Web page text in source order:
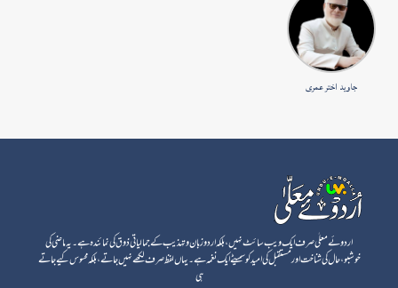
جاوید اختر عمری
اردوئے معلٰی صرف ایک ویب سائٹ نہیں، بلکہ اردو زبان و تہذیب کے جمالیاتی ذوق کی نمائندہ ہے۔ یہ ماضی کی
خوشبو، حال کی شناخت اور مستقبل کی امید کو سمیٹے ایک نغمہ ہے۔ یہاں لفظ صرف لکھے نہیں جاتے، بلکہ محسوس کیے جاتے
ہی